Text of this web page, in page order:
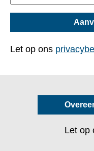
Let op ons
Let op